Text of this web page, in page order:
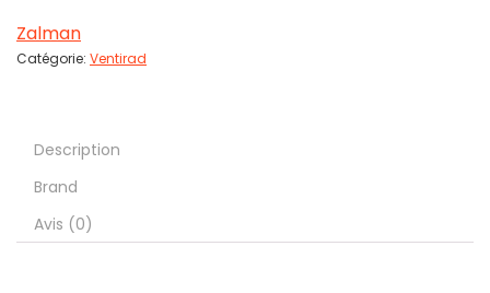
Zalman
Catégorie: Ventirad
Description
Brand
Avis (0)